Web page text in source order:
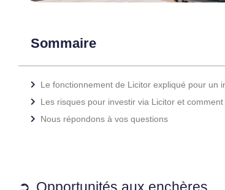
Sommaire
Le fonctionnement de Licitor expliqué pour un
Les risques pour investir via Licitor et
Nous répondons à vos questions
Opportunités aux enchères